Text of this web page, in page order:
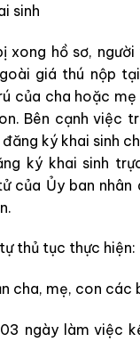
sinh
xong hồ sơ,
giá thú nộp
của cha hoặc
Bên cạnh việc
ký khai sinh
ký khai sinh
của Ủy ban nhân
thủ tục thực hiện:
cha, mẹ, con các
ngày làm việc